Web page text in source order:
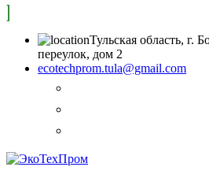
Тульская область, г.
переулок, дом 2
ecotechprom.tula@gmail.com